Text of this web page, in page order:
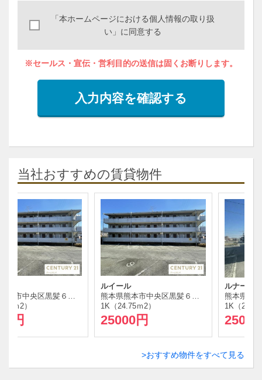
「本ホームページにおける個人情報の取り扱
い」に同意する
※セールス・宣伝・営利目的の送信は固くお断りします。
入力内容を確認する
当社おすすめの賃貸物件
熊本県熊本市中央区黒髪６丁目
熊本県熊本市中央区黒髪６丁目
1K（24.75ｍ 2）
25000円
ルナーレ 306
熊本県熊本市東区
1K（25.02ｍ 2）
25000円
おすすめ物件をすべて見る